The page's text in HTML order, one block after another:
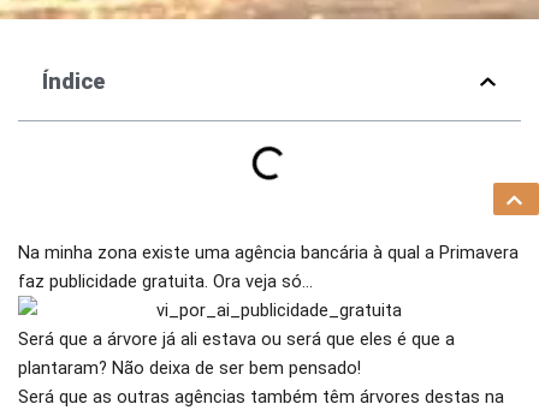
Índice
Na minha zona existe uma agência bancária à qual a Primavera
faz publicidade gratuita. Ora veja só…
Será que a árvore já ali estava ou será que eles é que a
plantaram? Não deixa de ser bem pensado!
Será que as outras agências também têm árvores destas na